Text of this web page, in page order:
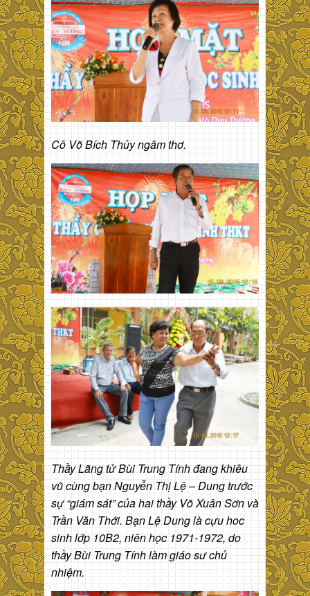
Cô Võ Bích Thủy ngâm thơ.
Thầy Lãng tử Bùi Trung Tính đang khiêu
vũ cùng bạn Nguyễn Thị Lệ – Dung trước
sự “giám sát” của hai thầy Võ Xuân Sơn và
Trần Văn Thới. Bạn Lệ Dung là cựu hoc
sinh lớp 10B2, niên học 1971-1972, do
thầy Bùi Trung Tính làm giáo sư chủ
nhiệm.